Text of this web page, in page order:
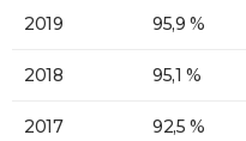
2019 95,9 %
2018 95,1 %
2017 92,5 %